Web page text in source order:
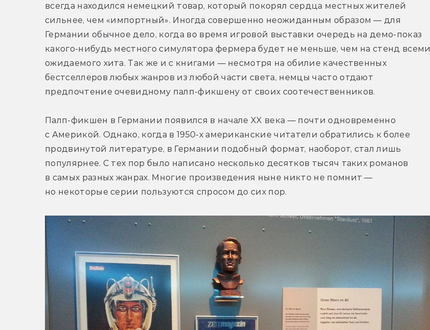
всегда находился немецкий товар, который покорял сердца местных жителей
сильнее, чем «импортный». Иногда совершенно неожиданным образом — для
Германии обычное дело, когда во время игровой выставки очередь на демо-показ
какого-нибудь местного симулятора фермера будет не меньше, чем на стенд всеми
ожидаемого хита. Так же и с книгами — несмотря на обилие качественных
бестселлеров любых жанров из любой части света, немцы часто отдают
предпочтение очевидному палп-фикшену от своих соотечественников.
Палп-фикшен в Германии появился в начале XX века — почти одновременно
с Америкой. Однако, когда в 1950-х американские читатели обратились к более
продвинутой литературе, в Германии подобный формат, наоборот, стал лишь
популярнее. С тех пор было написано несколько десятков тысяч таких романов
в самых разных жанрах. Многие произведения ныне никто не помнит —
но некоторые серии пользуются спросом до сих пор.